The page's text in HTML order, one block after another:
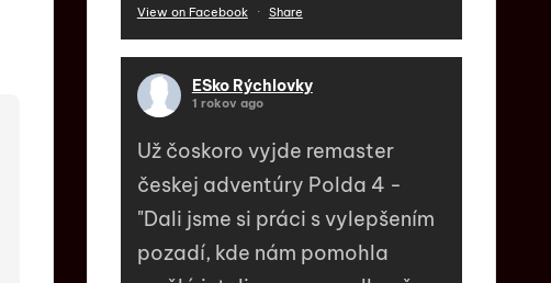
View on Facebook · Share
ESko Rýchlovky
1 rokov ago
Už čoskoro vyjde remaster
českej adventúry Polda 4 -
"Dali jsme si práci s vylepšením
pozadí, kde nám pomohla